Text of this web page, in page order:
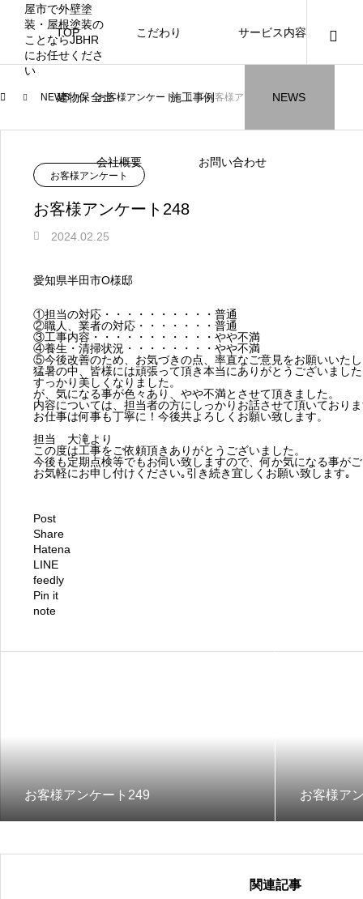
TOP こだわり サービス内容
建物保全士 施工事例 NEWS
会社概要 お問い合わせ
になります。
ニュース ブログ
お盆に伴う休業のお知らせ
2026.07.30
髪型自由
川崎市でリノベーションを検討する方
へ｜後悔しない計画の立て方と相談先
の選び方
2026.07.01
NEW
2021.04.25
お客様アンケート405
2026.01.25
藤沢市でリノベーションを検討する方
へ｜費用・進め方・会社選びのポイン
2026.08.01
川崎市でリノベーションを検討する方
へ｜後悔しない計画の立て方と相談先
の選び方
2026.07.01
NEW
2021.04.25
クーリング・オフ手続きのお知らせ
2024.04.26
NEWS お客様アンケート お客様アンケート248
お客様アンケート
お客様アンケート248
2024.02.25
愛知県半田市O様邸
①担当の対応・・・・・・・・・・普通
②職人、業者の対応・・・・・・・普通
③工事内容・・・・・・・・・・・やや不満
④養生・清掃状況・・・・・・・・やや不満
⑤今後改善のため、お気づきの点、率直なご意見をお願いいた
猛暑の中、皆様には頑張って頂き本当にありがとうございまし
すっかり美しくなりました。
が、気になる事が色々あり、やや不満とさせて頂きました。
内容については、担当者の方にしっかりお話させて頂いており
お仕事は何事も丁寧に！今後共よろしくお願い致します。
担当 大滝より
この度は工事をご依頼頂きありがとうございました。
今後も定期点検等でもお伺い致しますので、何か気になる事が
お気軽にお申し付けください｡引き続き宜しくお願い致します｡
Post
Share
Hatena
LINE
feedly
Pin it
note
お客様アンケート249 お客様ア
関連記事